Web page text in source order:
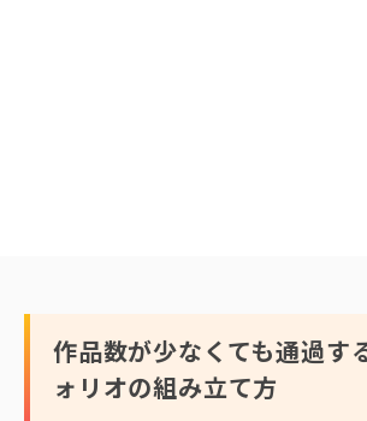
作品数が少なくても通過す
ォリオの組み立て方